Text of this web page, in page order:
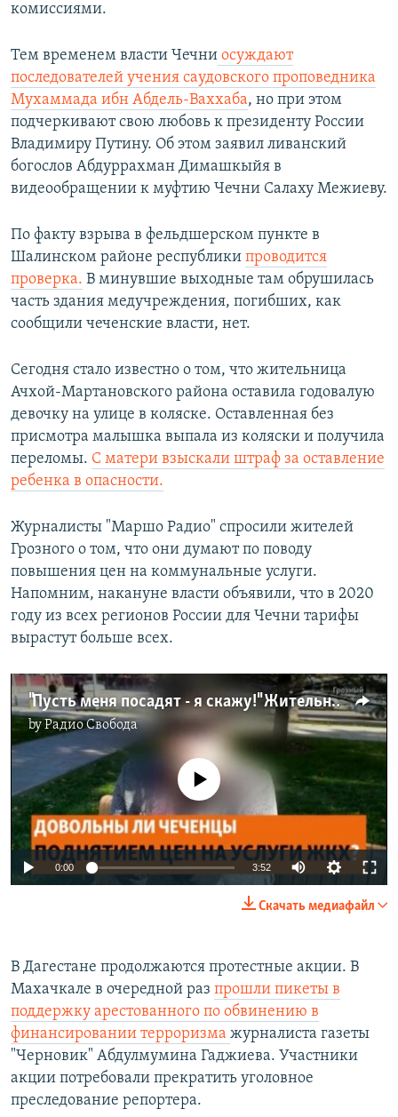
комиссиями.
Тем временем власти Чечни осуждают
последователей учения саудовского проповедника
Мухаммада ибн Абдель-Ваххаба, но при этом
подчеркивают свою любовь к президенту России
Владимиру Путину. Об этом заявил ливанский
богослов Абдуррахман Димашкыйя в
видеообращении к муфтию Чечни Салаху Межиеву.
По факту взрыва в фельдшерском пункте в
Шалинском районе республики проводится
проверка. В минувшие выходные там обрушилась
часть здания медучреждения, погибших, как
сообщили чеченские власти, нет.
Сегодня стало известно о том, что жительница
Ачхой-Мартановского района оставила годовалую
девочку на улице в коляске. Оставленная без
присмотра малышка выпала из коляски и получила
переломы. С матери взыскали штраф за оставление
ребенка в опасности.
Журналисты "Маршо Радио" спросили жителей
Грозного о том, что они думают по поводу
повышения цен на коммунальные услуги.
Напомним, накануне власти объявили, что в 2020
году из всех регионов России для Чечни тарифы
вырастут больше всех.
"Пусть меня посадят - я скажу!" Жительницы Чечни критикуют цены на услуги ЖКХ
byРадио Свобода
No media source currently available
0:00 3:52
Скачать медиафайл
В Дагестане продолжаются протестные акции. В
Махачкале в очередной раз прошли пикеты в
поддержку арестованного по обвинению в
финансировании терроризма журналиста газеты
"Черновик" Абдулмумина Гаджиева. Участники
акции потребовали прекратить уголовное
преследование репортера.